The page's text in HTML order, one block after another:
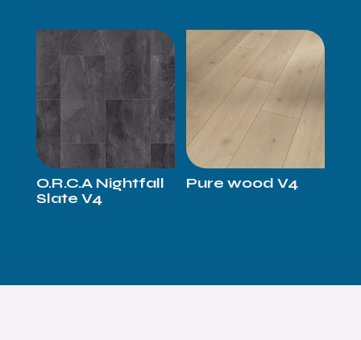
O.R.C.A Nightfall
Slate V4
Pure wood V4